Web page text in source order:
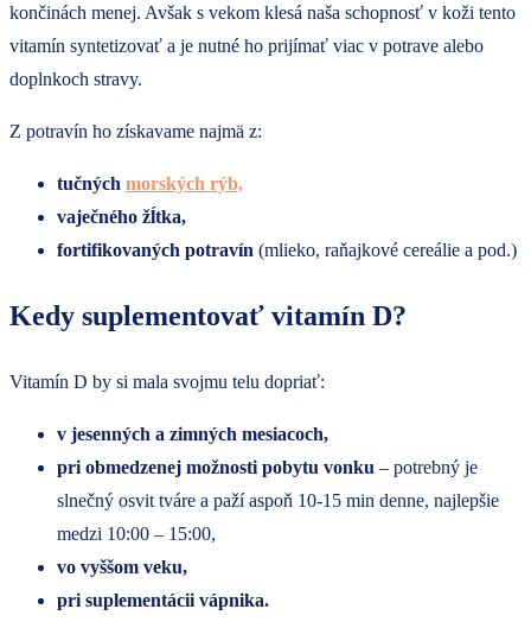
končinách menej. Avšak s vekom klesá naša schopnosť v koži tento
vitamín syntetizovať a je nutné ho prijímať viac v potrave alebo
doplnkoch stravy.
Z potravín ho získavame najmä z:
tučných morských rýb,
vaječného žĺtka,
fortifikovaných potravín (mlieko, raňajkové cereálie a pod.)
Kedy suplementovať vitamín D?
Vitamín D by si mala svojmu telu dopriať:
v jesenných a zimných mesiacoch,
pri obmedzenej možnosti pobytu vonku – potrebný je
slnečný osvit tváre a paží aspoň 10-15 min denne, najlepšie
medzi 10:00 – 15:00,
vo vyššom veku,
pri suplementácii vápnika.